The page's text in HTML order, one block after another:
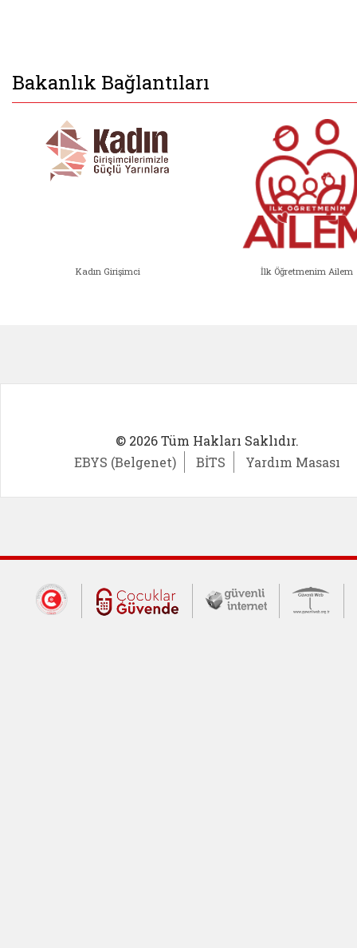
Bakanlık Bağlantıları
Kadın Girişimci İlk Öğretmenim Ailem
© 2026 Tüm Hakları Saklıdır.
EBYS (Belgenet)
BİTS Yardım Masası
Dış Bağlantılar
Cumhurbaşkanlığı İletişim Merkezi
Çocuklar Güvende (yeni
Güvenli